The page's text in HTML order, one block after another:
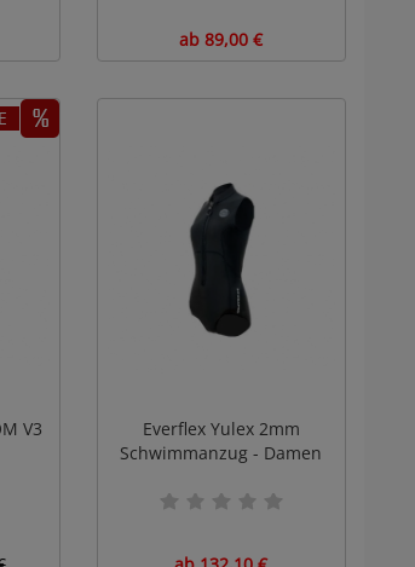
ab 89,00 €
V3
Everflex Yulex 2mm
Schwimmanzug - Damen